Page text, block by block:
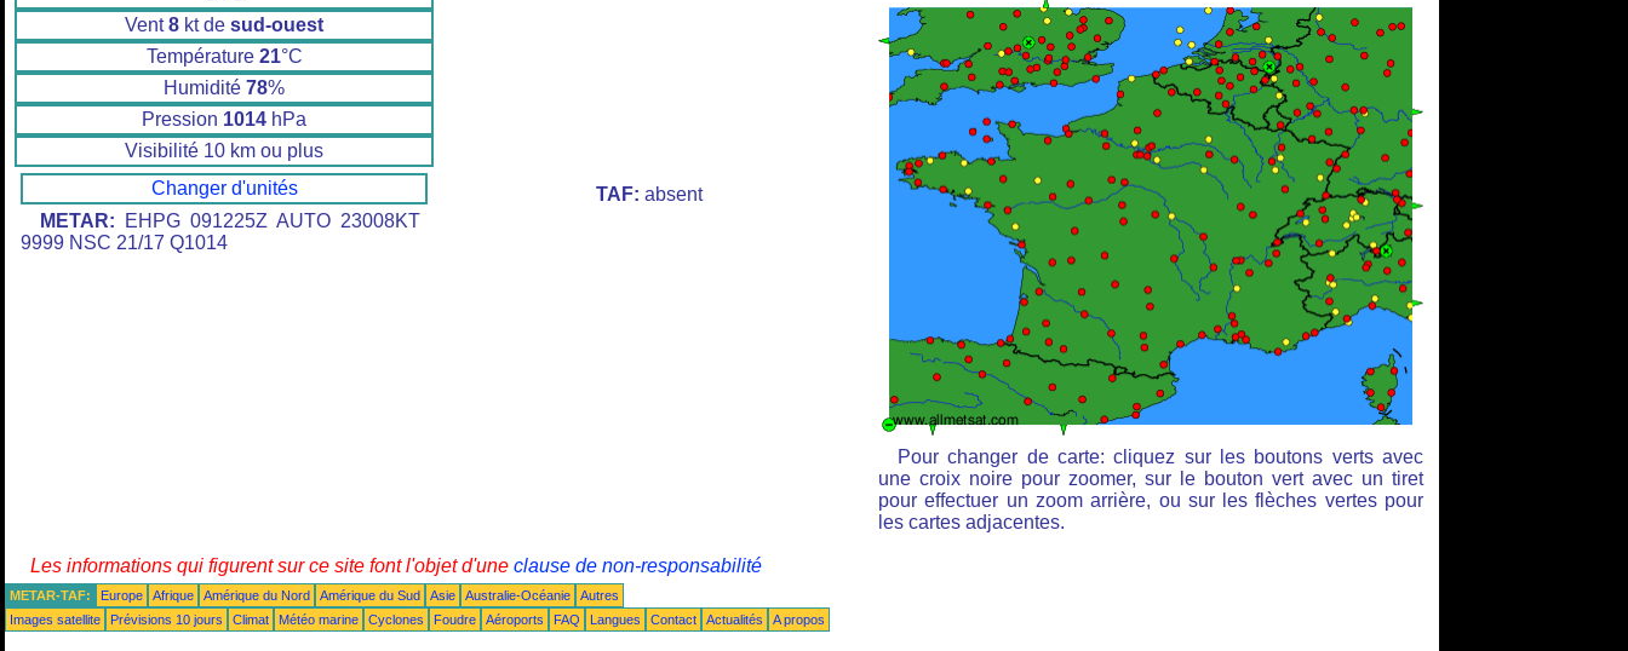
Vent8 kt de sud-ouest
Température 21°C
Humidité 78%
Pression 1014 hPa
Visibilité 10 km ou plus
Changer d'unités
METAR: EHPG 091225Z AUTO 23008KT
9999 NSC 21/17 Q1014
TAF: absent
Pour changer de carte: cliquez sur les boutons verts avec
une croix noire pour zoomer, sur le bouton vert avec un tiret
pour effectuer un zoom arrière, ou sur les flèches vertes pour
les cartes adjacentes.
Les informations qui figurent sur ce site font l'objet d'une clause de non-responsabilité
METAR-TAF: Europe Afrique Amérique du Nord Amérique du Sud Asie Australie-Océanie
Autres
Images satellite
Prévisions 10 jours Climat Météo marine Cyclones Foudre Aéroports FAQ Langues Contact Actualités A propos